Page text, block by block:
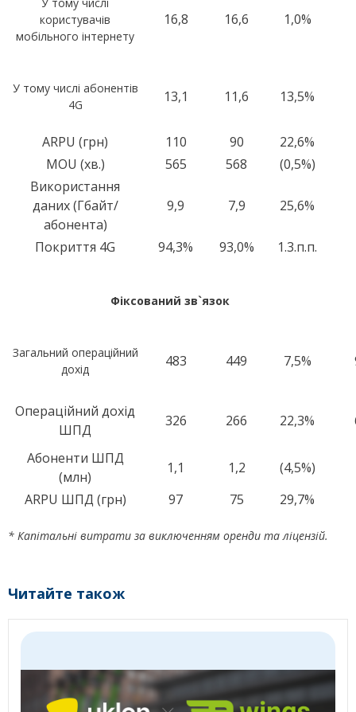
користувачів
мобільного інтернету
16,8 16,6 1,0%
У тому числі абонентів
4G
13,1 11,6 13,5%
ARPU (грн) 110 90
22,6%
MOU (хв.)
565 568
(0,5%)
Використання
даних (Гбайт/
абонента)
9,9 7,9 25,6%
Покриття 4G 94,3% 93,0% 1.3.п.п.
Фіксований зв`язок
Загальний операційний
дохід
483 449 7,5%
Операційний дохід
ШПД
326 266 22,3%
Абоненти ШПД
(млн)
1,1 1,2
(4,5%)
ARPU ШПД (грн)
97 75 29,7%
* Капітальні витрати за виключенням оренди та ліцензій.
Читайте також